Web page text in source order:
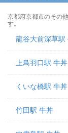
京都府京都市のその
す。
龍谷大前深草駅
上鳥羽口駅 牛丼
くいな橋駅 牛丼
竹田駅 牛丼